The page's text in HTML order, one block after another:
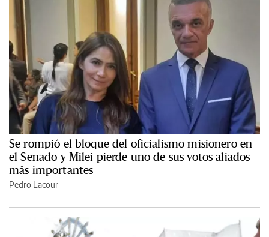
Se rompió el bloque del oficialismo misionero en
el Senado y Milei pierde uno de sus votos aliados
más importantes
Pedro Lacour